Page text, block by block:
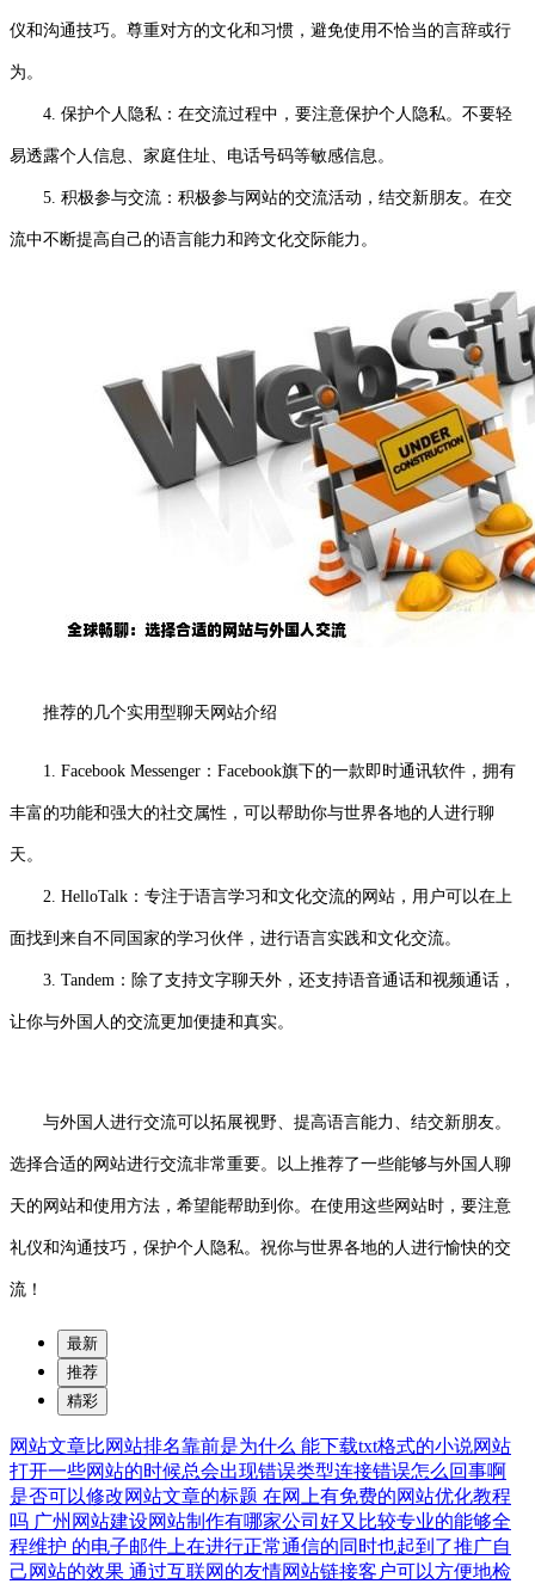
仪和沟通技巧。尊重对方的文化和习惯，避免使用不恰当的言辞或行
为。
4. 保护个人隐私：在交流过程中，要注意保护个人隐私。不要轻
易透露个人信息、家庭住址、电话号码等敏感信息。
5. 积极参与交流：积极参与网站的交流活动，结交新朋友。在交
流中不断提高自己的语言能力和跨文化交际能力。
推荐的几个实用型聊天网站介绍
1. Facebook Messenger：Facebook旗下的一款即时通讯软件，拥有
丰富的功能和强大的社交属性，可以帮助你与世界各地的人进行聊
天。
2. HelloTalk：专注于语言学习和文化交流的网站，用户可以在上
面找到来自不同国家的学习伙伴，进行语言实践和文化交流。
3. Tandem：除了支持文字聊天外，还支持语音通话和视频通话，
让你与外国人的交流更加便捷和真实。
与外国人进行交流可以拓展视野、提高语言能力、结交新朋友。
选择合适的网站进行交流非常重要。以上推荐了一些能够与外国人聊
天的网站和使用方法，希望能帮助到你。在使用这些网站时，要注意
礼仪和沟通技巧，保护个人隐私。祝你与世界各地的人进行愉快的交
流！
最新
推荐
精彩
网站文章比网站排名靠前是为什么 能下载txt格式的小说网站
打开一些网站的时候总会出现错误类型连接错误怎么回事啊
是否可以修改网站文章的标题 在网上有免费的网站优化教程
吗 广州网站建设网站制作有哪家公司好又比较专业的能够全
程维护 的电子邮件上在进行正常通信的同时也起到了推广自
己网站的效果 通过互联网的友情网站链接客户可以方便地检